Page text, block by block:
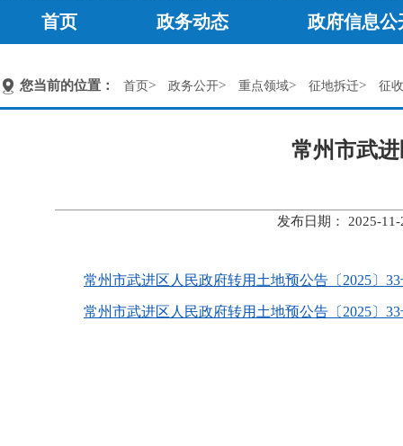
首页 政务动态 政府信息公
您当前的位置： 首页> 政务公开> 重点领域> 征地拆迁> 征
常州市武
发布日期： 2025-
常州市武进区人民政府转用土地预公告〔2025〕33
常州市武进区人民政府转用土地预公告〔2025〕